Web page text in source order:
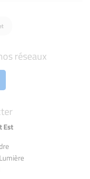
Est
réseaux